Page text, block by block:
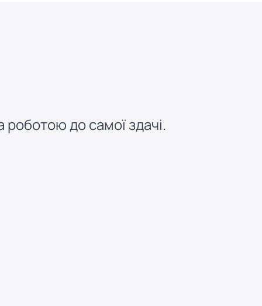
до самої здачі.